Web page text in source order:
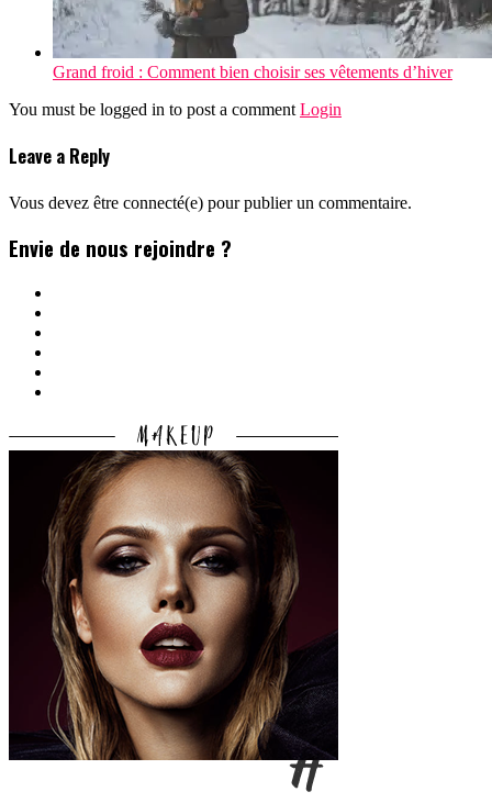
Grand froid : Comment bien choisir ses vêtements d’hiver
You must be logged in to post a comment Login
Leave a Reply
Vous devez être connecté(e) pour publier un commentaire.
Envie de nous rejoindre ?